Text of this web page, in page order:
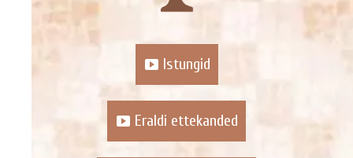
Istungid
Eraldi ettekanded